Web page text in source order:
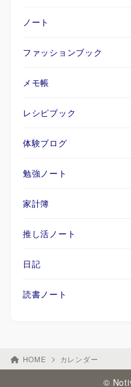
ノート
ファッションブック
メモ帳
レシピブック
体験ブログ
勉強ノート
家計簿
推し活ノート
日記
読書ノート
HOME カレンダー
©